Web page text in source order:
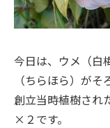
今日は、ウメ（白
（ちらほら）が
創立当時植樹され
×２です。